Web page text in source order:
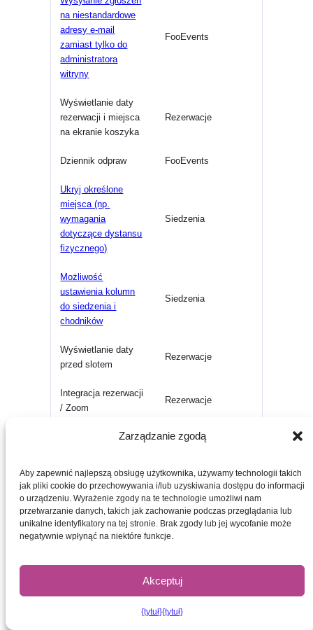
Zarządzanie zgodą
Aby zapewnić najlepszą obsługę użytkownika, używamy technologii takich
jak pliki cookie do przechowywania i/lub uzyskiwania dostępu do informacji
o urządzeniu. Wyrażenie zgody na te technologie umożliwi nam
przetwarzanie danych, takich jak zachowanie podczas przeglądania lub
unikalne identyfikatory na tej stronie. Brak zgody lub jej wycofanie może
negatywnie wpłynąć na niektóre funkcje.
Akceptuj
{tytuł}{tytuł}
na niestandardowe
adresy e-mail
zamiast tylko do
administratora
witryny
FooEvents
Wyświetlanie daty
rezerwacji i miejsca
na ekranie koszyka
Rezerwacje
Dziennik odpraw FooEvents
Ukryj określone
miejsca (np.
wymagania
dotyczące dystansu
fizycznego)
Siedzenia
Możliwość
ustawienia kolumn
do siedzenia i
chodników
Siedzenia
Wyświetlanie daty
przed slotem
Rezerwacje
Integracja rezerwacji
/ Zoom
Rezerwacje
Pokaż tabelę miejsc
(dostępne miejsca)
Ulepszony ekran
dodawania biletu
FooEvents
szczegółów
nieopłaconych
FooEvents